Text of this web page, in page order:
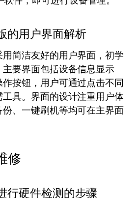
的用户界面解析
简洁友好的用户界面，初学
要界面包括设备信息显示
按钮，用户可通过点击不同
具。界面的设计注重用户体
、一键刷机等均可在主界面
修
行硬件检测的步骤